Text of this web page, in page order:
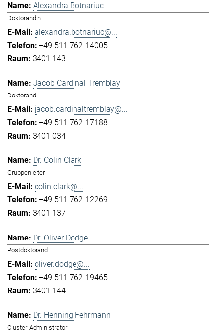
Alexandra Botnariuc
Doktorandin
alexandra.botnariuc@...
+49 511 762-14005
3401 143
Jacob Cardinal Tremblay
Doktorand
jacob.cardinaltremblay@...
+49 511 762-17188
3401 034
Dr. Colin Clark
Gruppenleiter
colin.clark@...
+49 511 762-12269
3401 137
Dr. Oliver Dodge
Postdoktorand
oliver.dodge@...
+49 511 762-19465
3401 144
Dr. Henning Fehrmann
Cluster-Administrator